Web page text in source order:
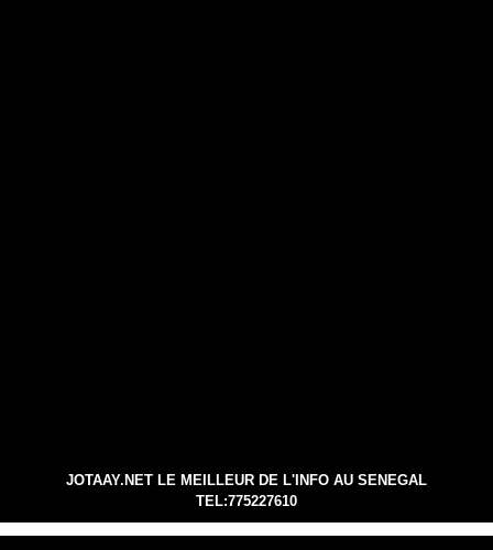
JOTAAY.NET LE MEILLEUR DE L'INFO AU SENEGAL
TEL:775227610